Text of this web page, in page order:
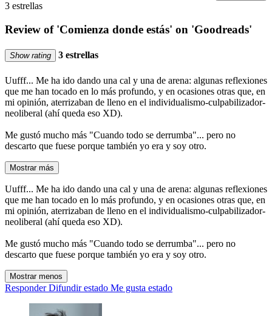
3 estrellas
Review of 'Comienza donde estás' on 'Goodreads'
Show rating 3 estrellas
Uufff... Me ha ido dando una cal y una de arena: algunas reflexiones
que me han tocado en lo más profundo, y en ocasiones otras que, en
mi opinión, aterrizaban de lleno en el individualismo-culpabilizador-
neoliberal (ahí queda eso XD).
Me gustó mucho más "Cuando todo se derrumba"... pero no
descarto que fuese porque también yo era y soy otro.
Mostrar más
Uufff... Me ha ido dando una cal y una de arena: algunas reflexiones
que me han tocado en lo más profundo, y en ocasiones otras que, en
mi opinión, aterrizaban de lleno en el individualismo-culpabilizador-
neoliberal (ahí queda eso XD).
Me gustó mucho más "Cuando todo se derrumba"... pero no
descarto que fuese porque también yo era y soy otro.
Mostrar menos
Responder Difundir estado Me gusta estado